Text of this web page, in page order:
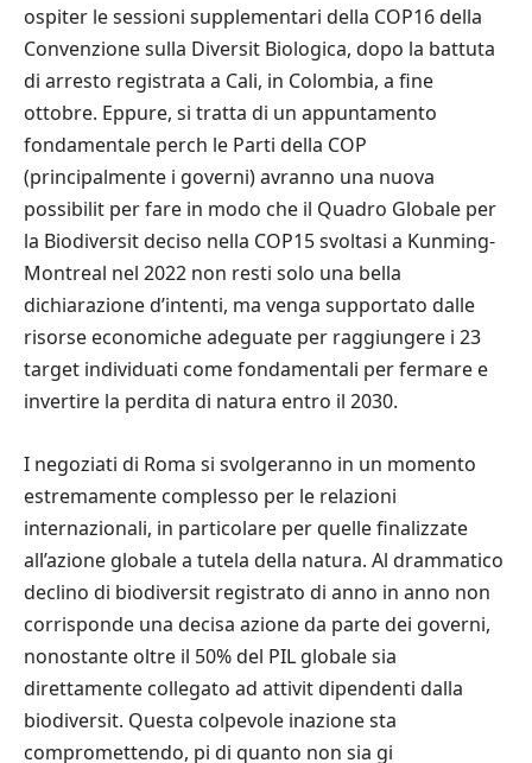
ospiter le sessioni supplementari della COP16 della
Convenzione sulla Diversit Biologica, dopo la battuta
di arresto registrata a Cali, in Colombia, a fine
ottobre. Eppure, si tratta di un appuntamento
fondamentale perch le Parti della COP
(principalmente i governi) avranno una nuova
possibilit per fare in modo che il Quadro Globale per
la Biodiversit deciso nella COP15 svoltasi a Kunming-
Montreal nel 2022 non resti solo una bella
dichiarazione d’intenti, ma venga supportato dalle
risorse economiche adeguate per raggiungere i 23
target individuati come fondamentali per fermare e
invertire la perdita di natura entro il 2030.
I negoziati di Roma si svolgeranno in un momento
estremamente complesso per le relazioni
internazionali, in particolare per quelle finalizzate
all’azione globale a tutela della natura. Al drammatico
declino di biodiversit registrato di anno in anno non
corrisponde una decisa azione da parte dei governi,
nonostante oltre il 50% del PIL globale sia
direttamente collegato ad attivit dipendenti dalla
biodiversit. Questa colpevole inazione sta
compromettendo, pi di quanto non sia gi